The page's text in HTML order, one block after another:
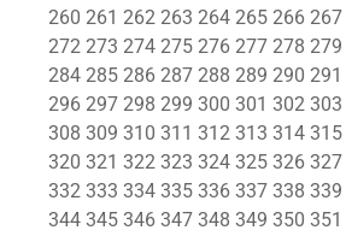
260 261 262 263 264 265 266 267
272 273 274 275 276 277 278 279
284 285 286 287 288 289 290 291
296 297 298 299 300 301 302 303
308 309 310 311 312 313 314 315
320 321 322 323 324 325 326 327
332 333 334 335 336 337 338 339
344 345 346 347 348 349 350 351